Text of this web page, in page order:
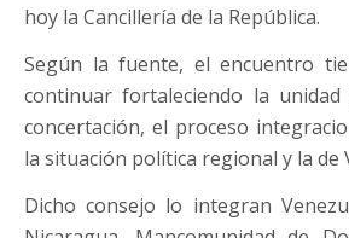
hoy la Cancillería de la República.
Según la fuente, el encuentro
continuar fortaleciendo la unidad
concertación, el proceso
la situación política regional y la de
Dicho consejo lo integran